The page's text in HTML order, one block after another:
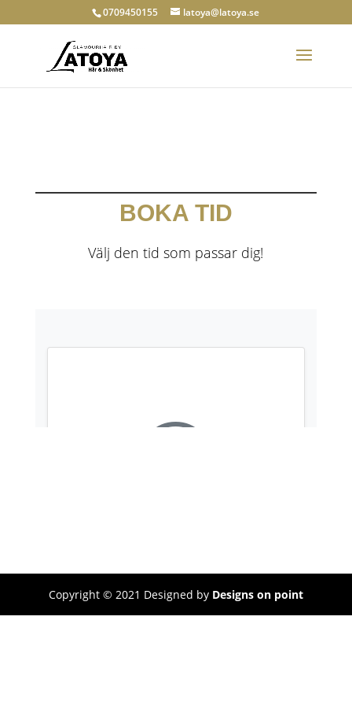
0709450155 latoya@latoya.se
BOKA TID
Välj den tid som passar dig!
Copyright © 2021 Designed by Designs on point